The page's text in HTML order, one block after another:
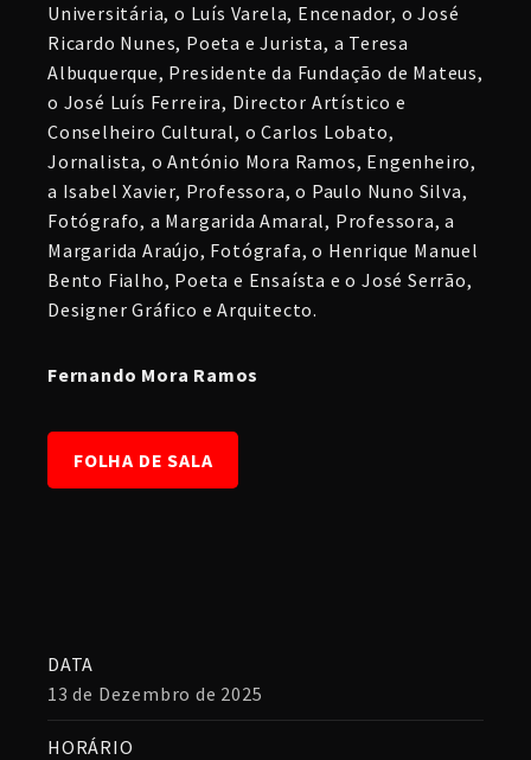
Universitária, o Luís Varela, Encenador, o José
Ricardo Nunes, Poeta e Jurista, a Teresa
Albuquerque, Presidente da Fundação de Mateus,
o José Luís Ferreira, Director Artístico e
Conselheiro Cultural, o Carlos Lobato,
Jornalista, o António Mora Ramos, Engenheiro,
a Isabel Xavier, Professora, o Paulo Nuno Silva,
Fotógrafo, a Margarida Amaral, Professora, a
Margarida Araújo, Fotógrafa, o Henrique Manuel
Bento Fialho, Poeta e Ensaísta e o José Serrão,
Designer Gráfico e Arquitecto.
Fernando Mora Ramos
FOLHA DE SALA
DATA
13 de Dezembro de 2025
HORÁRIO